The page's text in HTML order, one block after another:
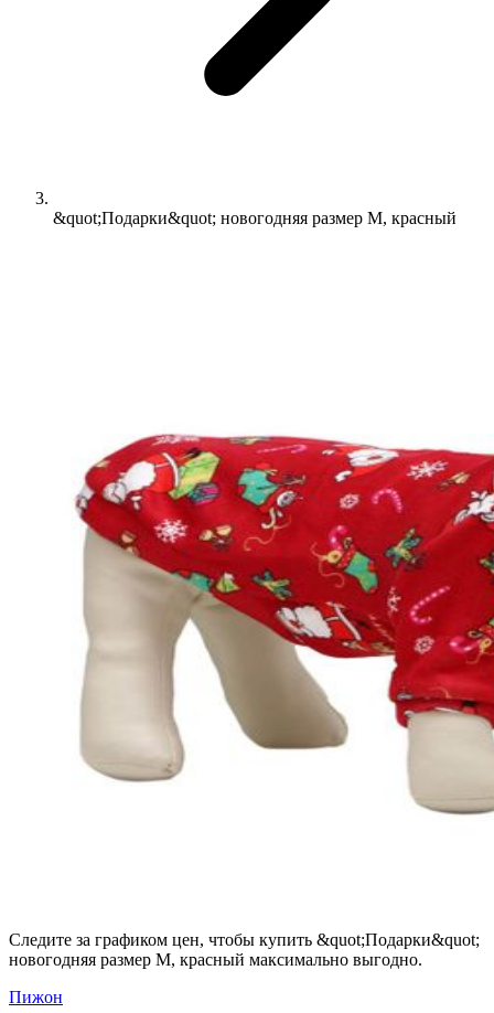
&quot;Подарки&quot; новогодняя размер M, красный
Следите за графиком цен, чтобы купить &quot;Подарки&quot;
новогодняя размер M, красный максимально выгодно.
Пижон